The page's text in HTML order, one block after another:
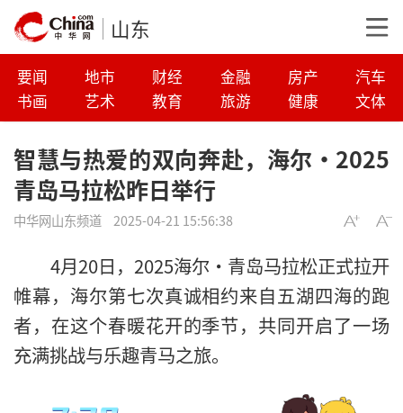
山东
要闻 地市 财经 金融 房产
汽车
书画
艺术 教育 旅游 健康 文体
智慧与热爱的双向奔赴，海尔·2025
青岛马拉松昨日举行
中华网山东频道 2025-04-21 15:56:38
4月20日，2025海尔·青岛马拉松正式拉开
帷幕，海尔第七次真诚相约来自五湖四海的跑
者，在这个春暖花开的季节，共同开启了一场
充满挑战与乐趣青马之旅。